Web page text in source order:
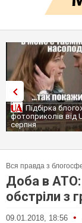
Підбірка
фотоприколів від
серпня
Вся правда з
Доба в
обстріли з
09.01.2018, 18:56 •